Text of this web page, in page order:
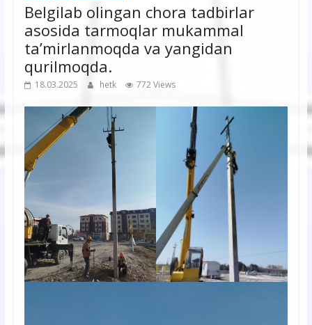
Belgilab olingan chora tadbirlar
asosida tarmoqlar mukammal
ta’mirlanmoqda va yangidan
qurilmoqda.
18.03.2025 hetk 772 Views